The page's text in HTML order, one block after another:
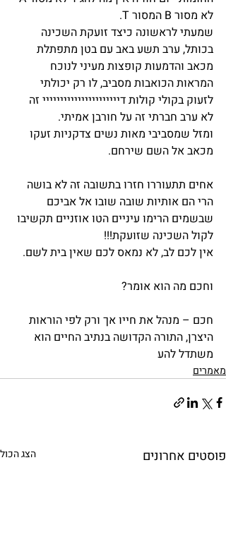
לא מסור B המסור T.
שמעתי לראשונה כיצד זועקת השכינה
בכותל, ערב תשע באב עם בטן מתפתלת
מכאב והדמעות קופצות מעיני לנוכח
המראות הכואבות מסביב, לו רק יכולתי
לזעוק בקולי קולות דיייייייייייייייייייייי זה
לא ערב חברתי זה על חורבן אמיתי.
ומזל שמסביבי מאות נשים צדקניות זעקו
מכאב אל השם שירחם.
אחים תתעוררו חזרו בתשובה זה לא בושה
הרי הם אותיות שובה שובו אל אביכם
שבשמים הרימו עיניים הטו אוזניים תקשיבו
לקול השכינה שזועקת!!!
אין לכם לב, לא נמאס לכם שאין בית לשם.
וחכם מה הוא אומר?
חכם – מנהל את חייו אך ורק לפי הוראות
היצרן, התורה הקדושה בנתיב החיים הוא
משתדל להע
מאמרים
פוסטים אחרונים הצג הכול